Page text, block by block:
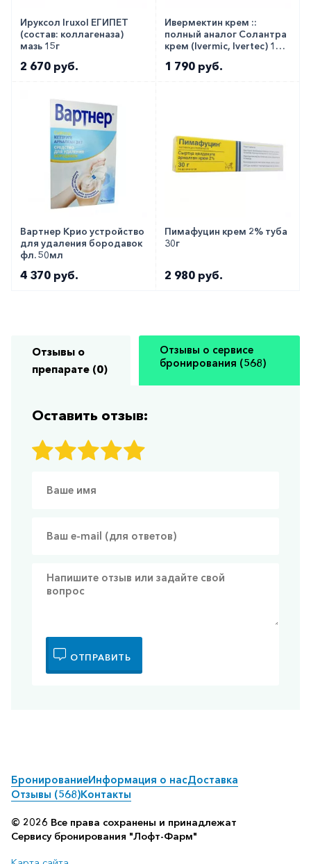
Ируксол Iruxol ЕГИПЕТ
(состав: коллагеназа)
мазь 15г
2 670 руб.
Ивермектин крем ::
полный аналог Солантра
крем (Ivermic, Ivertec) 1%
1 790 руб.
Вартнер Крио устройство
для удаления бородавок
фл. 50мл
4 370 руб.
Пимафуцин крем 2% туба
30г
2 980 руб.
Отзывы о
препарате (0)
Отзывы о сервисе
бронирования (568)
Оставить отзыв:
ОТПРАВИТЬ
БронированиеИнформация о насДоставка
Отзывы (568)Контакты
© 2026 Все права сохранены и принадлежат
Сервису бронирования "Лофт-Фарм"